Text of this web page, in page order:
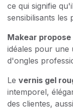
ce qui signifie
sensibilisants les
Makear
idéales pour une
d'ongles
Le vernis gel
intemporel,
des clientes,